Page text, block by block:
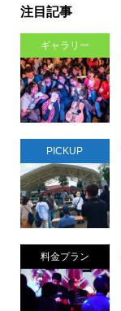
注目記事
ギャラリー
PICKUP
料金プラン